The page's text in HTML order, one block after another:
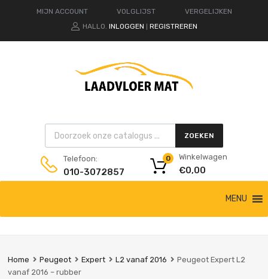
MIJN ACCOUNT VOLGLIJST
VERGELIJKEN
HALLO. INLOGGEN REGISTREREN
Products search ZOEKEN
Telefoon:
010-3072857
Winkelwagen
€0,00
0
de
MENU
Home Peugeot Expert L2 vanaf 2016
Peugeot Expert L2
vanaf 2016 – rubber